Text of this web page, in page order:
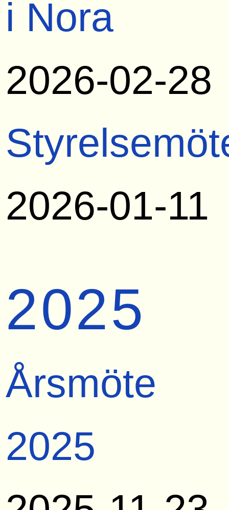
i Nora
2026-02-28
2026-01-11
2025
Årsmöte
2025